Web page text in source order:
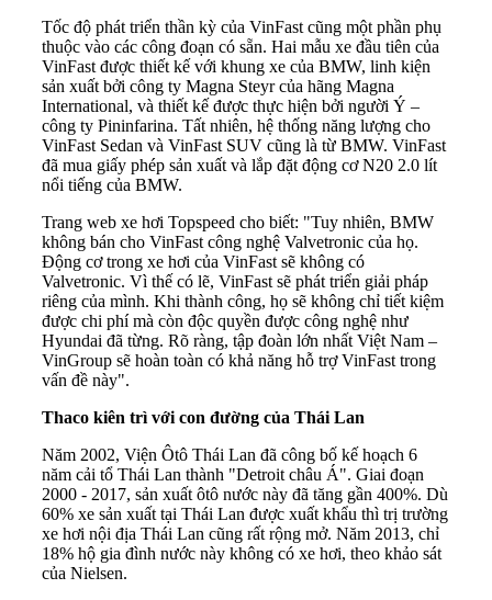
Tốc độ phát triển thần kỳ của VinFast cũng một phần phụ
thuộc vào các công đoạn có sẵn. Hai mẫu xe đầu tiên của
VinFast được thiết kế với khung xe của BMW, linh kiện
sản xuất bởi công ty Magna Steyr của hãng Magna
International, và thiết kế được thực hiện bởi người Ý –
công ty Pininfarina. Tất nhiên, hệ thống năng lượng cho
VinFast Sedan và VinFast SUV cũng là từ BMW. VinFast
đã mua giấy phép sản xuất và lắp đặt động cơ N20 2.0 lít
nổi tiếng của BMW.
Trang web xe hơi Topspeed cho biết: "Tuy nhiên, BMW
không bán cho VinFast công nghệ Valvetronic của họ.
Động cơ trong xe hơi của VinFast sẽ không có
Valvetronic. Vì thế có lẽ, VinFast sẽ phát triển giải pháp
riêng của mình. Khi thành công, họ sẽ không chỉ tiết kiệm
được chi phí mà còn độc quyền được công nghệ như
Hyundai đã từng. Rõ ràng, tập đoàn lớn nhất Việt Nam –
VinGroup sẽ hoàn toàn có khả năng hỗ trợ VinFast trong
vấn đề này".
Thaco kiên trì với con đường của Thái Lan
Năm 2002, Viện Ôtô Thái Lan đã công bố kế hoạch 6
năm cải tổ Thái Lan thành "Detroit châu Á". Giai đoạn
2000 - 2017, sản xuất ôtô nước này đã tăng gần 400%. Dù
60% xe sản xuất tại Thái Lan được xuất khẩu thì trị trường
xe hơi nội địa Thái Lan cũng rất rộng mở. Năm 2013, chỉ
18% hộ gia đình nước này không có xe hơi, theo khảo sát
của Nielsen.